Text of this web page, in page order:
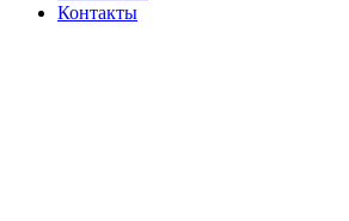
Контакты